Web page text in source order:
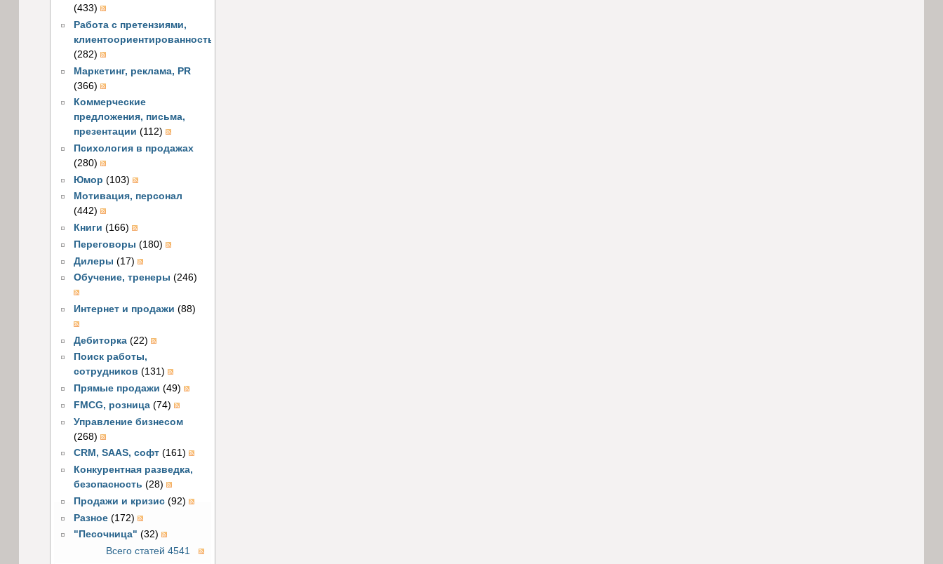
(433)
Работа с претензиями,
клиентоориентированность
(282)
Маркетинг, реклама, PR
(366)
Коммерческие
предложения, письма,
презентации (112)
Психология в продажах
(280)
Юмор (103)
Мотивация, персонал
(442)
Книги (166)
Переговоры (180)
Дилеры (17)
Обучение, тренеры (246)
Интернет и продажи (88)
Дебиторка (22)
Поиск работы,
сотрудников (131)
Прямые продажи (49)
FMCG, розница (74)
Управление бизнесом
(268)
CRM, SAAS, софт (161)
Конкурентная разведка,
безопасность (28)
Продажи и кризис (92)
Разное (172)
"Песочница" (32)
Всего статей 4541